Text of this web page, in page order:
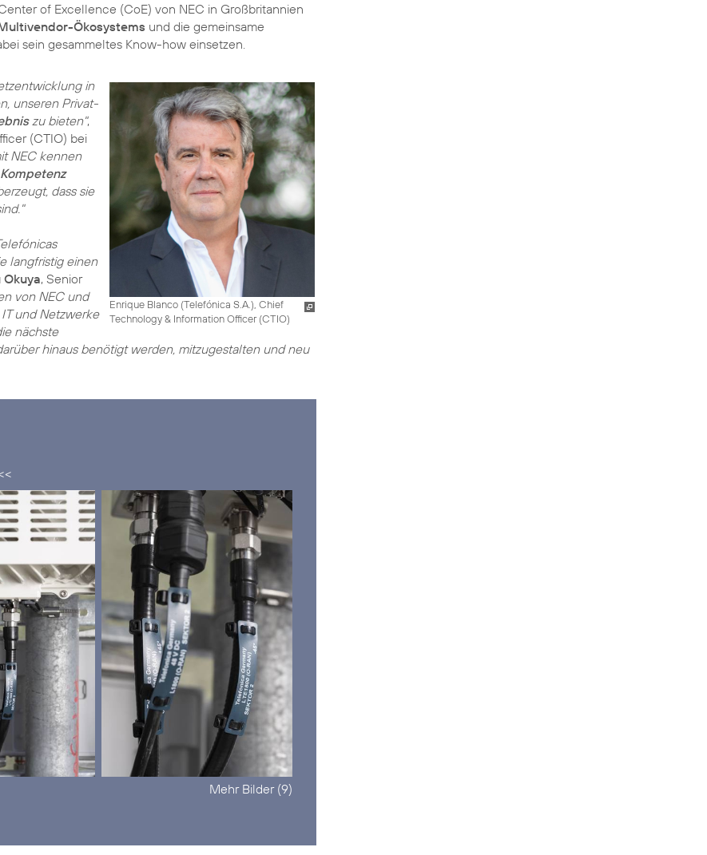
of Excellence (CoE) von NEC in Großbritannien
Ökosystems und die gemeinsame
sein gesammeltes Know-how einsetzen.
Enrique Blanco (Telefónica S.A.), Chief
Technology & Information Officer (CTIO)
in
unseren Privat-
zu bieten",
(CTIO) bei
NEC kennen
dass sie
langfristig einen
, Senior
von NEC und
und Netzwerke
nächste
hinaus benötigt werden, mitzugestalten und neu
Mehr Bilder (9)